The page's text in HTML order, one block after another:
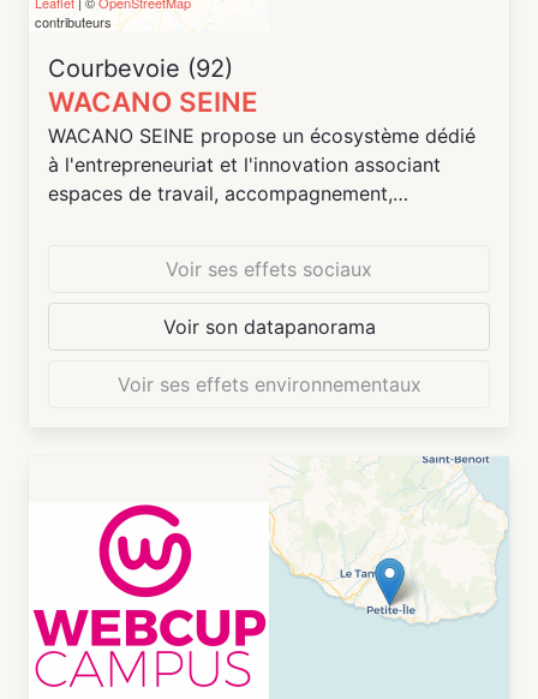
contributeurs
Courbevoie (92)
WACANO SEINE
WACANO SEINE propose un écosystème dédié
à l'entrepreneuriat et l'innovation associant
espaces de travail, accompagnement,
restauration, conciergerie, salles de sport,
espaces de détentes, parkings ...)
Les espaces à disposition recouvrent des
de travail ouverts, des salles de réunions, des
L'accès aux espaces est possible en format
Localisé au pied de La Défense à 10mn du
métro Esplanade, WACANO SEINE bénéficie
d'une superbe vue sur la Seine et sur l'île de la
Enfin WACANO SEINE fait partie du groupe
WACANO (filiale de la CCI Paris Île de France) et
dispose de nombreuses implantations en Île de
Voir ses effets sociaux
Voir son datapanorama
Voir ses effets environnementaux